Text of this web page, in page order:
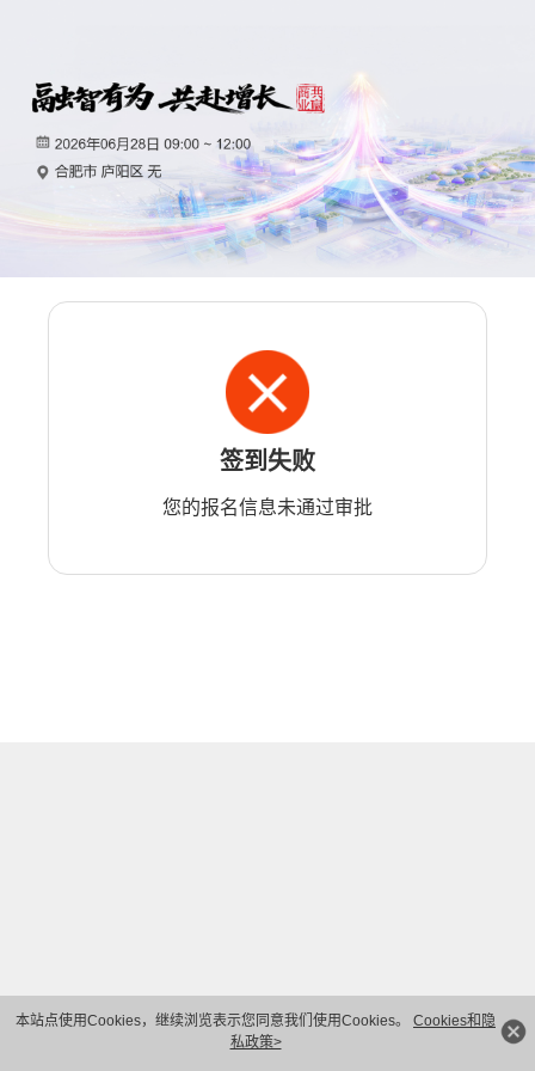
本站点使用Cookies，继续浏览表示您同意我们使用Cookies。 Cookies和隐
私政策>
签到失败
您的报名信息未通过审批